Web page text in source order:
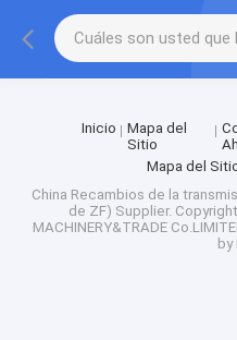
Inicio
Mapa del
Sitio
Mapa del
China Recambios de la
de ZF) Supplier.
MACHINERY&TRADE
by